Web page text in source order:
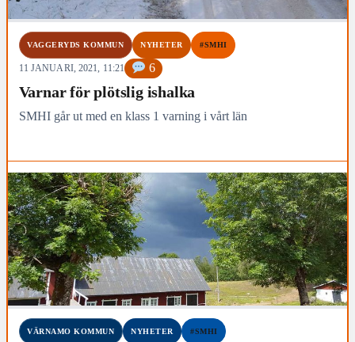
VAGGERYDS KOMMUN NYHETER #SMHI
11 JANUARI, 2021, 11:21 6
Varnar för plötslig ishalka
SMHI går ut med en klass 1 varning i vårt län
VÄRNAMO KOMMUN NYHETER #SMHI